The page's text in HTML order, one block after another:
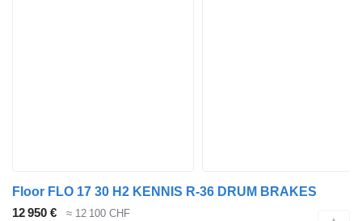
Floor FLO 17 30 H2 KENNIS R-36 DRUM BRAKES
12 950 €
≈ 12 100 CHF